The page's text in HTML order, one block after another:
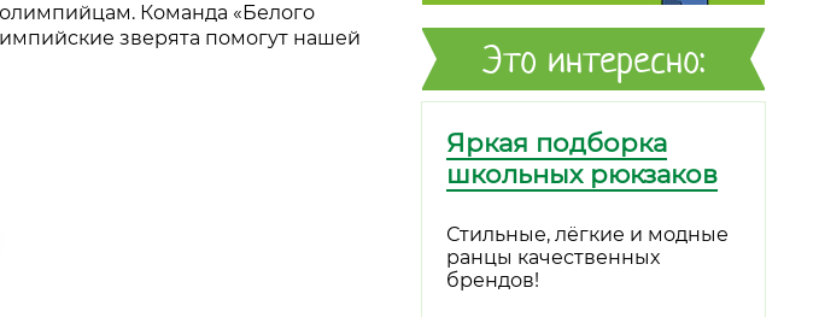
Команда «Белого
зверята помогут нашей
Это интересно:
Яркая подборка
школьных рюкзаков
Стильные, лёгкие и модные
ранцы качественных
брендов!